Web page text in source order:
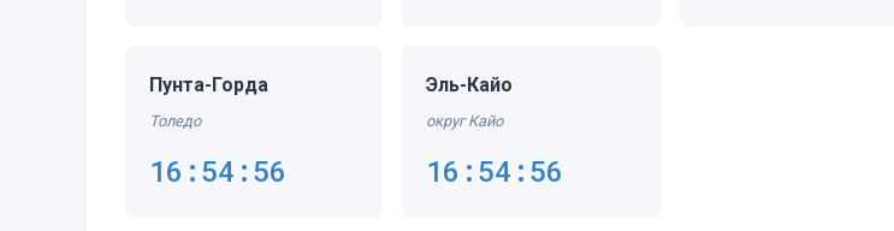
Пунта-Горда
Толедо
16:54:56
Эль-Кайо
округ Кайо
16:54:56